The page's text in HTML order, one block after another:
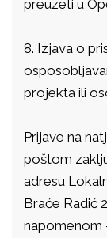
preuzeti u
8. Izjava o
projekta ili
Prijave na
poštom
adresu
Braće Radić
napomenom